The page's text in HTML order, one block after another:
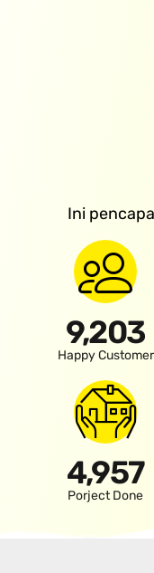
Ini
Happy Customer
9,203
Porject Done
4,957